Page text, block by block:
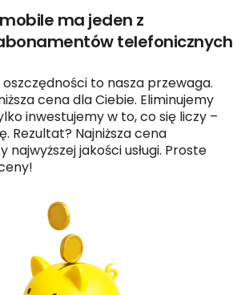
ma jeden z
telefonicznych
to nasza przewaga.
cena dla Ciebie. Eliminujemy
inwestujemy w to, co się liczy –
Rezultat? Najniższa cena
jakości usługi. Proste